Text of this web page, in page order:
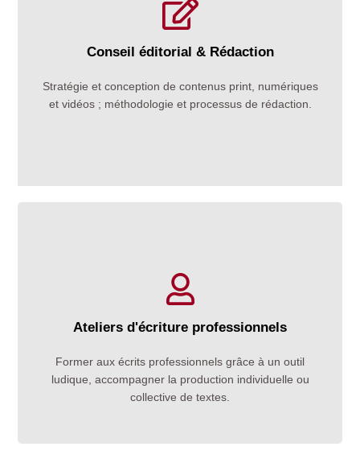
Conseil éditorial & Rédaction
Stratégie et conception de contenus print, numériques
et vidéos ; méthodologie et processus de rédaction.
En amont : audits, plans/dispositifs de communication
présentations ; rapports intégrés, plaquettes, dossiers
de presse, newsletters, sites, livres d'entreprise,
Ateliers d'écriture professionnels
Former aux écrits professionnels grâce à un outil
ludique, accompagner la production individuelle ou
collective de textes.
utilise la dynamique de groupe pour amener chacun.e
vers une compétence rédactionnelle.